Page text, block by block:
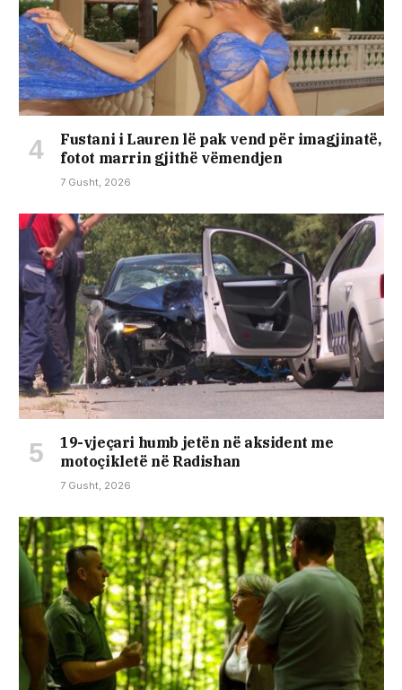
Fustani i Lauren lë pak vend për imagjinatë,
fotot marrin gjithë vëmendjen
7 Gusht, 2026
19-vjeçari humb jetën në aksident me
motoçikletë në Radishan
7 Gusht, 2026